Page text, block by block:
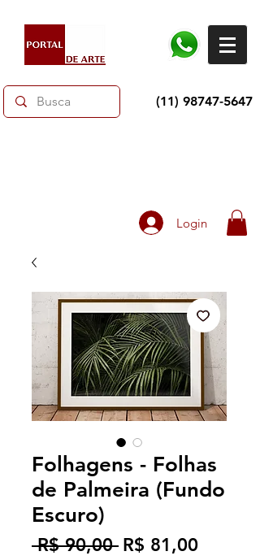
(11) 98747-5647
Login
Folhagens - Folhas
de Palmeira (Fundo
Escuro)
R$ 90,00 Preço
R$ 81,00Preço